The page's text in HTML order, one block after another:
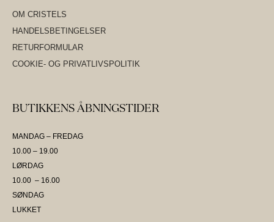
OM CRISTELS
HANDELSBETINGELSER
RETURFORMULAR
COOKIE- OG PRIVATLIVSPOLITIK
BUTIKKENS ÅBNINGSTIDER
MANDAG – FREDAG
10.00 – 19.00
LØRDAG
10.00 – 16.00
SØNDAG
LUKKET